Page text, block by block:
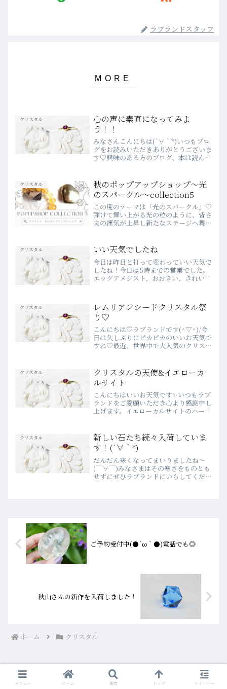
ラブランドスタッフ
クリスタル
心の声に素直になってみよ
う！！
みなさんこんにちは(´∀｀*)いつもブロ
グをお読みいただきありがとうございま
す♡興味のある方のブログ、本は読んだ
なってきてこの週末も講演会へ行ってき
ます♪やっぱり、直接...
クリスタル
秋のポップアップショップ～光
のスパークル～collection5
この度のテーマは「光のスパークル」♡
弾けて舞い上がる光の粒のように、皆さ
まの運気が上昇し新たなステージへ舞い
(金) 12時～16時（12：00～ 、
14：00～ ...
クリスタル いい天気でしたね
今日は昨日と打って変わっていい天気で
したね！今日は5時までの営業でした。
エッグアメジスト、おおきい、きれいな
人の関係を表しています。15800円で
す。ネックレスにするの...
クリスタル
レムリアンシードクリスタル祭
り♡
こんにちは♡ラブランドです(^▽^)/今
日は久しぶりにピカピカのいいお天気で
すね♡最近、世界中で大人気のクリスタ
客様でもお求めになる方がとても多い、
あのクリスタル。 そ...
クリスタル
クリスタルの天使&イエローカ
ルサイト
こんにちはいいお天気です✨いつもラブ
ランドをご愛顧いただき心より感謝申し
上げます。イエローカルサイトのハート
で環境からネガティブなエネルギーを取
り除きあなたのエネルギー...
クリスタル
新しい石たち続々入荷していま
す！(´∀｀*)
だんだん寒くなってまいりましたね～
(￣∀￣)みなさまはその寒さをものとも
せずにぜひラブランドにいらしてくださ
ご予約受付中(●´ω｀●)電話でも◎
秋山さんの新作を入荷しました！
ホーム クリスタル
メニュー ホーム 検索 トップ サイドバー